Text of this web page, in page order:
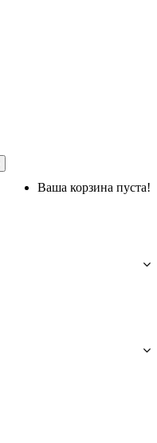
Ваша корзина пуста!